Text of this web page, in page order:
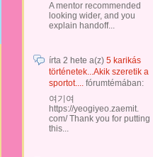
A mentor recommended
looking wider, and you
explain handoff...
írta 2 hete a(z) 5 karikás
történetek...Akik szeretik a
sportot.... fórumtémában:
여기여
https://yeogiyeo.zaemit.
com/ Thank you for putting
this...